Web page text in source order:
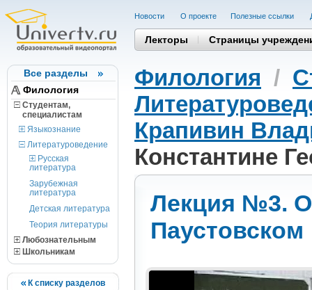
Все разделы
Филология
Студентам,
cпециалистам
Языкознание
Литературоведение
Русская
литература
Зарубежная
литература
Детская литература
Теория литературы
Любознательным
Школьникам
К списку разделов
Новости О проекте Полезные cсылки
Лекторы Страницы
Филология /
Крапивин
Константине
Лекция №3. О
Паустовском